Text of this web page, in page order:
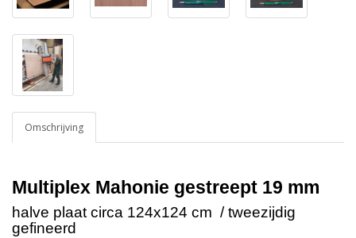
Omschrijving
Multiplex Mahonie gestreept 19 mm
halve plaat circa 124x124 cm / tweezijdig
gefineerd